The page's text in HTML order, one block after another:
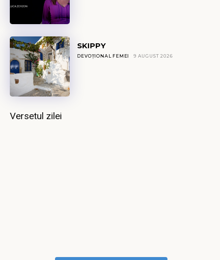
SKIPPY
DEVOȚIONAL FEMEI 9 AUGUST 2026
Versetul zilei